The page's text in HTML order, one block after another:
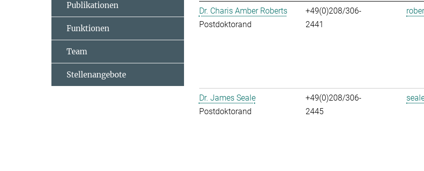
Dr. Charis Amber Roberts
Postdoktorand
+49(0)208/306-
2441
Dr. James Seale
Postdoktorand
+49(0)208/306-
2445
Publikationen
Funktionen
Team
Stellenangebote